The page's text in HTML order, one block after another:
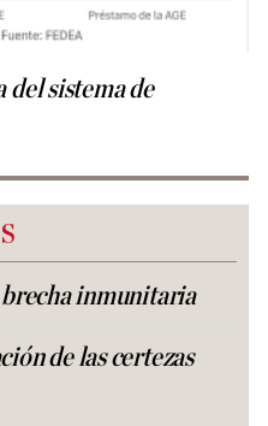
del sistema de
inmunitaria
de las certezas